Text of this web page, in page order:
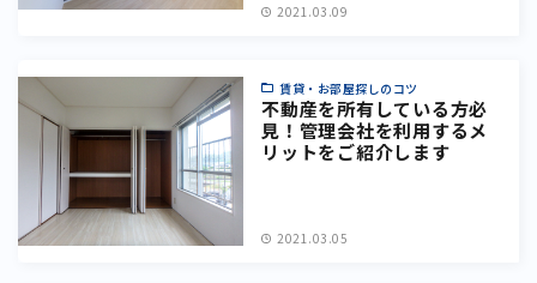
2021.03.09
賃貸・お部屋探しのコツ
不動産を所有している方必
見！管理会社を利用するメ
リットをご紹介します
2021.03.05